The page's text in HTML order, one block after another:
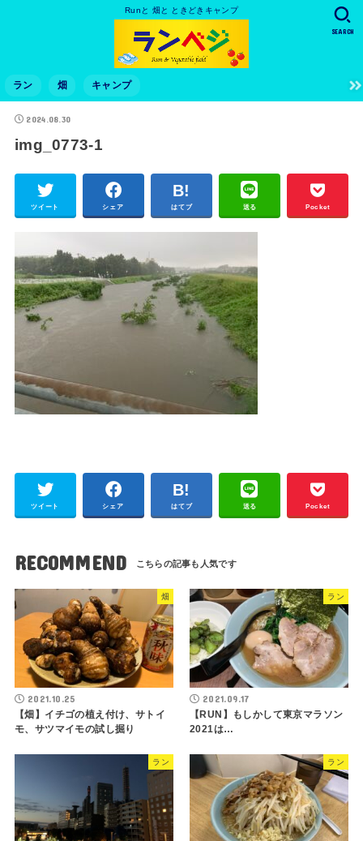
Runと 畑と ときどきキャンプ
ラン 畑 キャンプ
SEARCH
2024.08.30
img_0773-1
ツイート シェア はてブ 送る Pocket
ツイート シェア はてブ 送る Pocket
RECOMMEND
畑
2021.10.25
【畑】イチゴの植え付け、サトイ
モ、サツマイモの試し掘り
ラン
2021.09.17
【RUN】もしかして東京マラソン
2021は…
ラン ラン